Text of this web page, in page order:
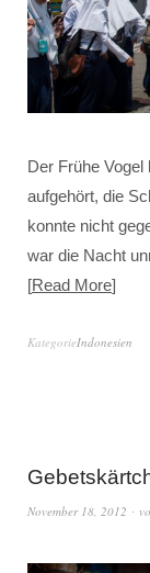
Der Frühe
aufgehört, die
konnte nicht
war die Nacht
Read More
KategorieIndonesien
November 18, 2012